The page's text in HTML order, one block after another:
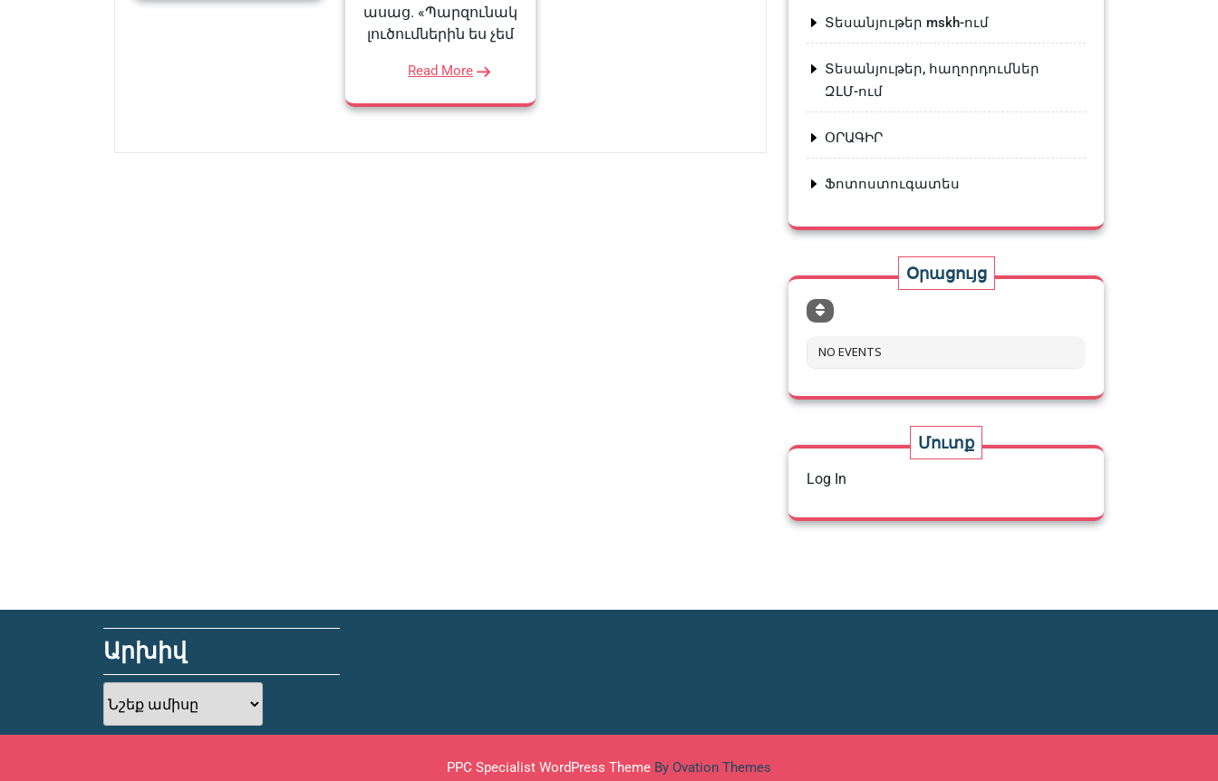
ասաց. «Պարզունակ
լուծումներին ես չեմ
Read More
Տեսանյութեր mskh-ում
Տեսանյութեր, հաղորդումներ
ԶԼՄ-ում
ՕՐԱԳԻՐ
Ֆոտոստուգատես
Օրացույց
NO EVENTS
Մուտք
Log In
Արխիվ
PPC Specialist WordPress Theme By Ovation Themes